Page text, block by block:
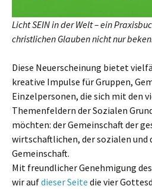
Licht SEIN in der Welt – ein
christlichen Glauben nicht nur
Diese Neuerscheinung bietet
kreative Impulse für Gruppen,
Einzelpersonen, die sich mit den
Themenfeldern der Sozialen
möchten: der Gemeinschaft der
wirtschaftlichen, der sozialen und
Gemeinschaft.
Mit freundlicher Genehmigung
wir aufdieser Seite die vier